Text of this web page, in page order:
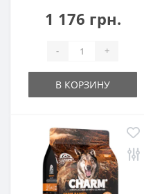
1 176 грн.
- +
В КОРЗИНУ